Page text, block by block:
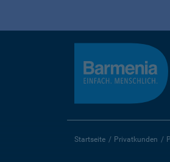
Startseite Privatkunden